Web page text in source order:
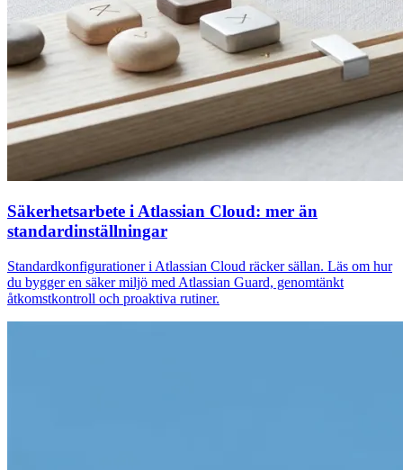
Säkerhetsarbete i Atlassian Cloud: mer än
standardinställningar
Standardkonfigurationer i Atlassian Cloud räcker sällan. Läs om hur
du bygger en säker miljö med Atlassian Guard, genomtänkt
åtkomstkontroll och proaktiva rutiner.